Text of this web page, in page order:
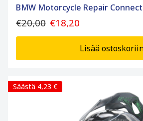
BMW Motorcycle Repair
€20,00 €18,20
Lisää
Säästä 4,23 €